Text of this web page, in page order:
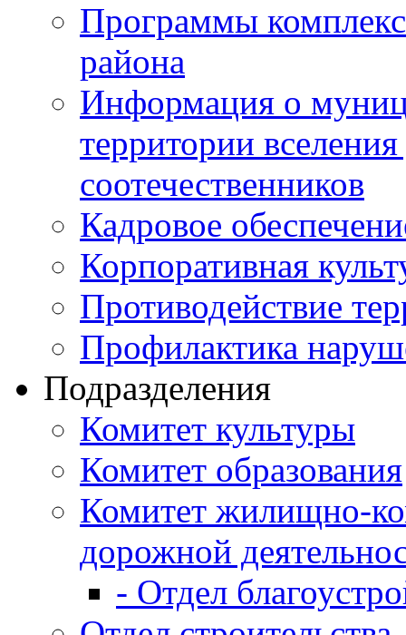
Программы
района
Информация о
территории
соотечественников
Кадровое
Корпоративная
Противодействие
Профилактика
Подразделения
Комитет культуры
Комитет образования
Комитет жилищно-
дорожной
- Отдел